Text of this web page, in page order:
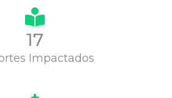
17
Impactados